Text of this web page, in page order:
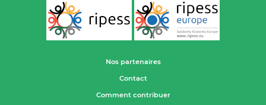
Nos partenaires
Contact
Comment contribuer